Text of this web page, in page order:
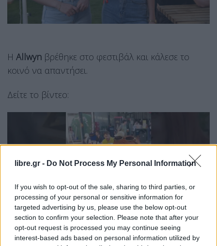
libre.gr - Do Not Process My Personal Information
If you wish to opt-out of the sale, sharing to third parties, or
processing of your personal or sensitive information for
targeted advertising by us, please use the below opt-out
section to confirm your selection. Please note that after your
opt-out request is processed you may continue seeing
interest-based ads based on personal information utilized by
Η Allwyn βρέθηκε στο φεστιβάλ και κάλεσε το
κοινό να απαντήσει.
Δείτε το βίντεο: